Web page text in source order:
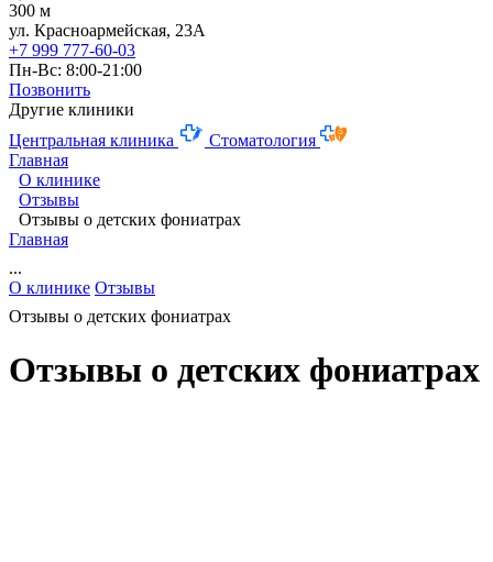
300 м
ул. Красноармейская, 23А
+7 999 777-60-03
Пн-Вс: 8:00-21:00
Позвонить
Другие клиники
Центральная клиника
Стоматология
Главная
О клинике
Отзывы
Отзывы о детских фониатрах
Главная
...
О клинике Отзывы
Отзывы о детских фониатрах
Отзывы о детских фониатрах